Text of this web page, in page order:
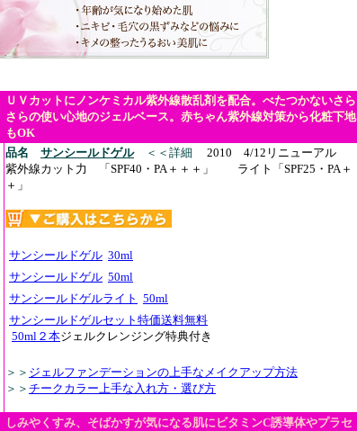
ＵＶカットにノンケミカル紫外線散乱剤を配合。べたつかないさら
さらの使い心地のジェルベース。赤ちゃん紫外線対策から化粧下地
もOK
品名 サンシールドゲル＜＜詳細
2010 4/12リニューアル
紫外線カット力 「SPF40・PA＋＋＋」 ライト「SPF25・PA＋
＋」
サンシールドゲル 30ml
サンシールドゲル 50ml
サンシールドゲルライト 50ml
サンシールドゲルセット特価送料無料
50ml２本ジェルクレンジング特典付き
＞＞ ジェルファンデーションの上手なメイクアップ方法
＞＞ チークカラー上手な入れ方・選び方
しみやくすみ、そばかすが気になる肌にビタミンC誘導体やプラセ